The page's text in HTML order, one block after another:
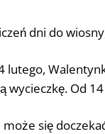
dni do
lutego,
wycieczkę. Od
się